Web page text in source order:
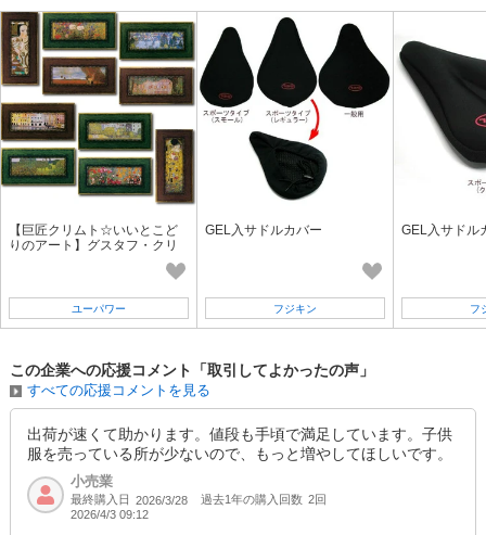
SD品番：11512428S97 / メーカー品番：943-01
10-4 チャコールA 120㎝
参考上代 オープンプライス
SD品番：11512428S98 / メーカー品番：943-01
10-4 チャコールA 130㎝
参考上代 オープンプライス
SD品番：11512428S99
10-4 チャコールA 140㎝
参考上代
【巨匠クリムト☆いいとこど
りのアート】グスタフ・クリ
ユーパワー
GEL入サドルカバー
フジキン
GEL入サドル
フ
この企業への応援コメント「取引してよかったの声」
すべての応援コメントを見る
出荷が速くて助かります。値段も手頃で満足しています。子供
服を売っている所が少ないので、もっと増やしてほしいです。
小売業
最終購入日 2026/3/28 過去1年の購入回数 2回
2026/4/3 09:12